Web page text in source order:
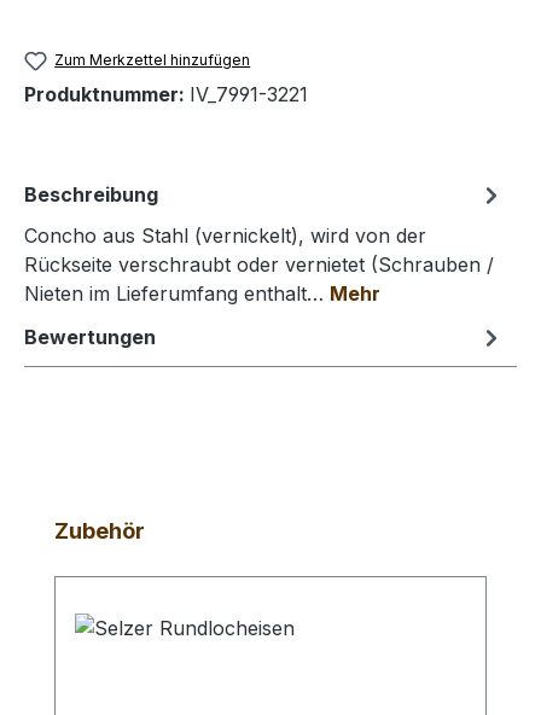
Zum Merkzettel hinzufügen
Produktnummer: IV_7991-3221
Beschreibung
Concho aus Stahl (vernickelt), wird von der
Rückseite verschraubt oder vernietet (Schrauben /
Nieten im Lieferumfang enthalt… Mehr
Bewertungen
Produktgalerie überspringen
Zubehör